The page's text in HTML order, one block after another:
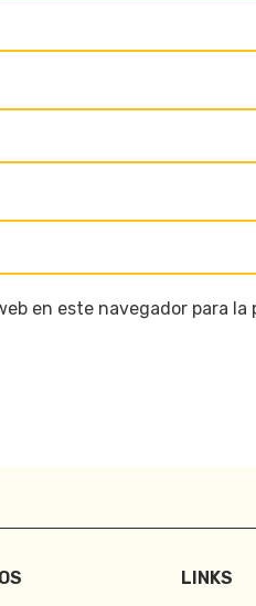
en este navegador para
LINKS